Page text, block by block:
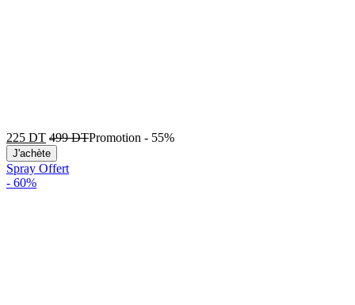
225 DT 499DTPromotion - 55%
J'achète
Spray Offert
- 60%